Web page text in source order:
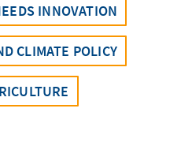
INNOVATION
CLIMATE POLICY